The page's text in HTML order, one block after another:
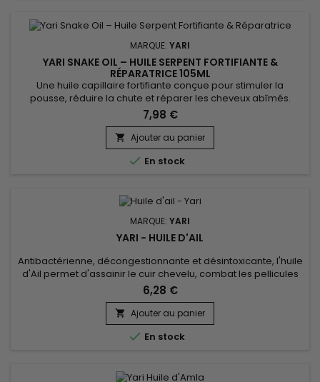
MARQUE: YARI
YARI SNAKE OIL – HUILE SERPENT FORTIFIANTE &
RÉPARATRICE 105ML
Une huile capillaire fortifiante conçue pour stimuler la
pousse, réduire la chute et réparer les cheveux abîmés.
Enrichie en huiles naturelles (serpent, ricin, coco, argan), la
Yari Snake Oil nourrit en profondeur et renforce la fibre
capillaire dès la racine. Idéale pour les cheveux secs,
cassants ou en manque de vitalité. Bénéfices :• Favorise la...
7,98 €
 Ajouter au panier
 En stock
MARQUE: YARI
YARI - HUILE D'AIL
Antibactérienne, décongestionnante et désintoxicante, l'huile
d'Ail permet d'assainir le cuir chevelu, combat les pellicules
et améliore la circulation sanguine au niveau du bulbe,
empêchant ainsi la chute des cheveux et permettant une
pousse plus rapide.&nbsp; L'huile d'Ail de Yari est
particulièrement efficace pour les cheveux secs.&nbsp;
L'huile...
6,28 €
 Ajouter au panier
 En stock